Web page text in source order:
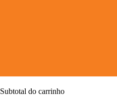
Subtotal do carrinho